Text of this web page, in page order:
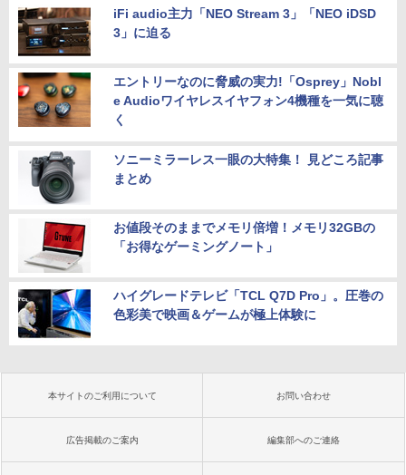
iFi audio主力「NEO Stream 3」「NEO iDSD
3」に迫る
エントリーなのに脅威の実力!「Osprey」Nobl
e Audioワイヤレスイヤフォン4機種を一気に聴
く
ソニーミラーレス一眼の大特集！ 見どころ記事
まとめ
お値段そのままでメモリ倍増！メモリ32GBの
「お得なゲーミングノート」
ハイグレードテレビ「TCL Q7D Pro」。圧巻の
色彩美で映画＆ゲームが極上体験に
本サイトのご利用について お問い合わせ
広告掲載のご案内 編集部へのご連絡